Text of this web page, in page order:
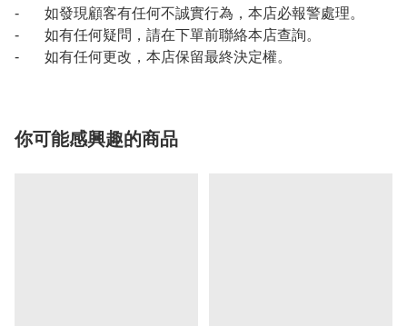
- 如發現顧客有任何不誠實行為，本店必報警處理。
- 如有任何疑問，請在下單前聯絡本店查詢。
- 如有任何更改，本店保留最終決定權。
你可能感興趣的商品